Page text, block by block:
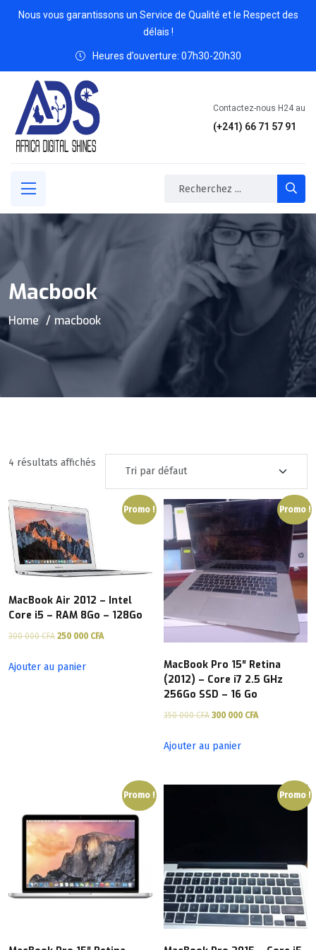
Nous vous garantissons un Service de Qualité et le Respect des
délais !
Heures d’ouverture: 07h30-20h30
Contactez-nous H24 au
(+241) 66 71 57 91
Macbook
Home macbook
4 résultats affichés
Promo !
MacBook Air 2012 – Intel
Core i5 – RAM 8Go – 128Go
300 000CFA 250 000 CFA
Ajouter au panier
Promo !
MacBook Pro 15″ Retina
(2012) – Core i7 2.5 GHz
256Go SSD – 16 Go
350 000CFA 300 000 CFA
Ajouter au panier
Promo ! Promo !